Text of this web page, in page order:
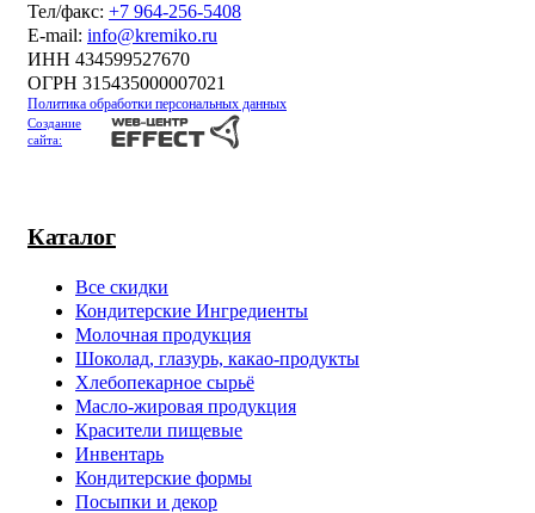
Каталог
Все скидки
Кондитерские Ингредиенты
Молочная продукция
Шоколад, глазурь, какао-продукты
Хлебопекарное сырьё
Масло-жировая продукция
Красители пищевые
Инвентарь
Кондитерские формы
Посыпки и декор
Тел/факс: +7 964-256-5408
Е-mail: info@kremiko.ru
ИНН 434599527670
ОГРН 315435000007021
Политика обработки персональных данных
Создание
сайта: